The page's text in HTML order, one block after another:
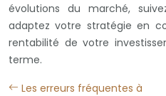
évolutions du marché,
adaptez votre stratégie en
rentabilité de votre
terme.
Les erreurs fréquentes à